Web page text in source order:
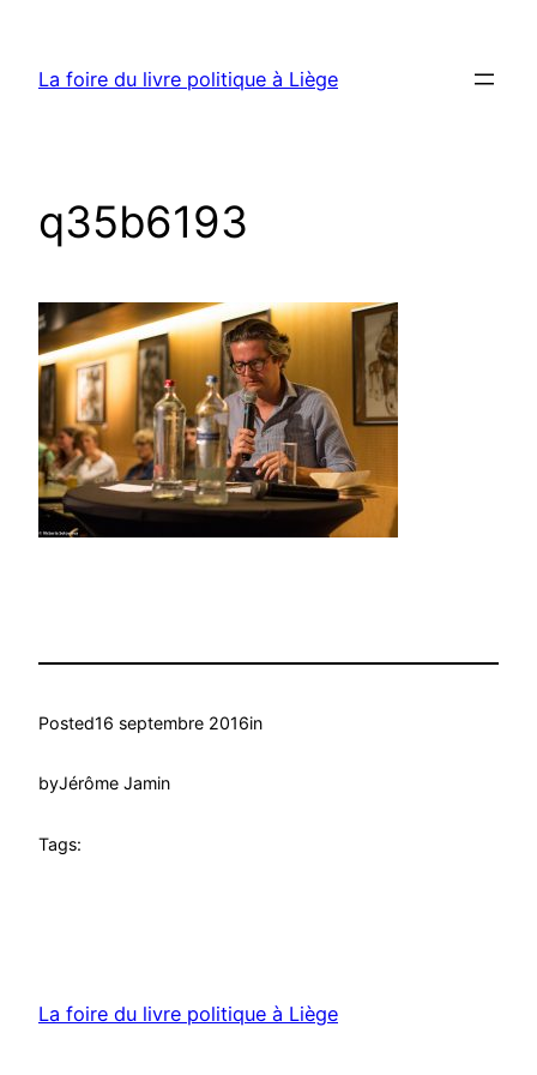
contenu
La foire du livre politique à Liège
q35b6193
Posted16 septembre 2016in
byJérôme Jamin
Tags:
La foire du livre politique à Liège